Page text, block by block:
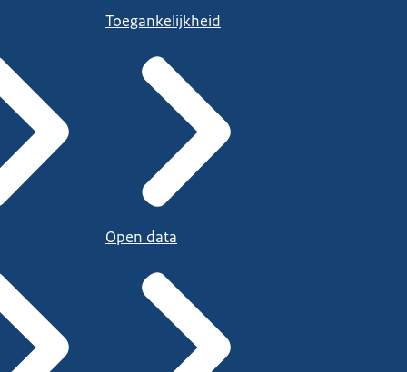
Toegankelijkheid
Open data